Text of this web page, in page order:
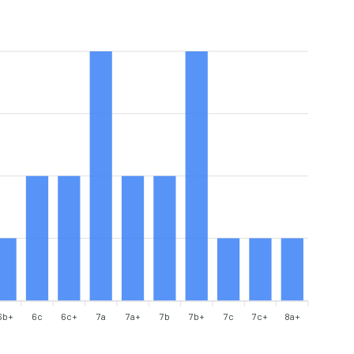
6c 6c+ 7a 7a+ 7b 7b+ 7c 7c+ 8a+